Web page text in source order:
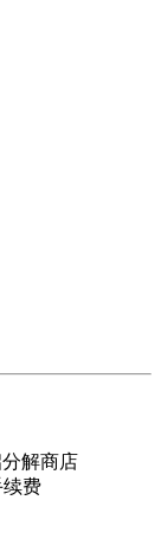
解商店
续费